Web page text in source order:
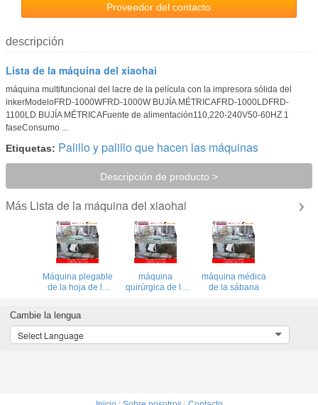
Proveedor del contacto
descripción
Lista de la máquina del xiaohai
máquina multifuncional del lacre de la película con la impresora sólida del
inkerModeloFRD-1000WFRD-1000W BUJÍA MÉTRICAFRD-1000LDFRD-
1100LD BUJÍA MÉTRICAFuente de alimentación110,220-240V50-60HZ 1
faseConsumo ...
Etiquetas: Palillo y palillo que hacen las máquinas
Descripción de producto >
Más Lista de la máquina del xiaohai
Máquina plegable
de la hoja de la
máquina
quirúrgica de la
máquina médica
de la sábana
Cambie la lengua
Select Language